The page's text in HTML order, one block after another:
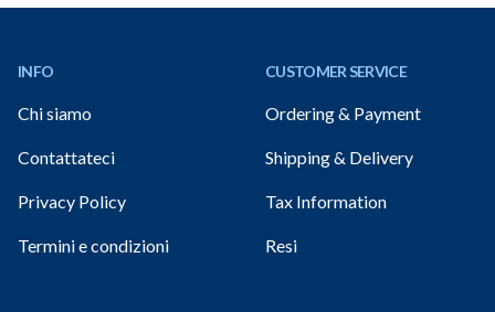
INFO
Chi siamo
Contattateci
Privacy Policy
Termini e condizioni
CUSTOMER SERVICE
Ordering & Payment
Shipping & Delivery
Tax Information
Resi